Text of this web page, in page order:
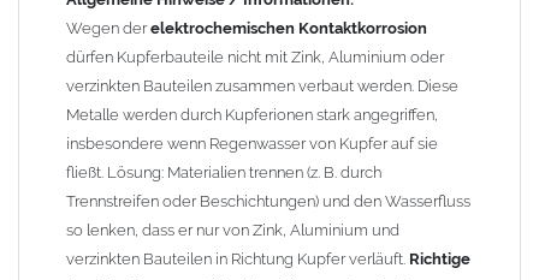
unterhalb durch ein neues lasergeschweißtes Fallrohr ersetzt
werden.
Zusammenbau vonMetall-Regenfallrohren mit KG- und HT-
Rohren: Der direkte Zusammenbau von Metall- und
Kunststoffrohren ist aufgrund der unterschiedlichen
Wandstärken nur eingeschränkt möglich. Zu diesem Zweck
führen wir einige Adapter in unserem Sortiment. Bei Fragen
stehen wir Ihnen gern zur Verfügung.
Wegen derelektrochemischen Kontaktkorrosion
dürfen Kupferbauteile nicht mit Zink, Aluminium oder
verzinkten Bauteilen zusammen verbaut werden. Diese
Metalle werden durch Kupferionen stark angegriffen,
insbesondere wenn Regenwasser von Kupfer auf sie
fließt. Lösung: Materialien trennen (z. B. durch
Trennstreifen oder Beschichtungen) und den Wasserfluss
so lenken, dass er nur von Zink, Aluminium und
verzinkten Bauteilen in Richtung Kupfer verläuft. Richtige